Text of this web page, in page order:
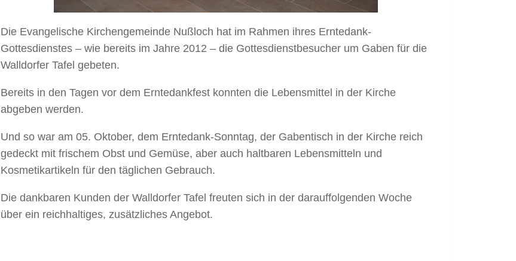
Die Evangelische Kirchengemeinde Nußloch hat im Rahmen ihres Erntedank-
Gottesdienstes – wie bereits im Jahre 2012 – die Gottesdienstbesucher um Gaben für die
Walldorfer Tafel gebeten.
Bereits in den Tagen vor dem Erntedankfest konnten die Lebensmittel in der Kirche
abgeben werden.
Und so war am 05. Oktober, dem Erntedank-Sonntag, der Gabentisch in der Kirche reich
gedeckt mit frischem Obst und Gemüse, aber auch haltbaren Lebensmitteln und
Kosmetikartikeln für den täglichen Gebrauch.
Die dankbaren Kunden der Walldorfer Tafel freuten sich in der darauffolgenden Woche
über ein reichhaltiges, zusätzliches Angebot.